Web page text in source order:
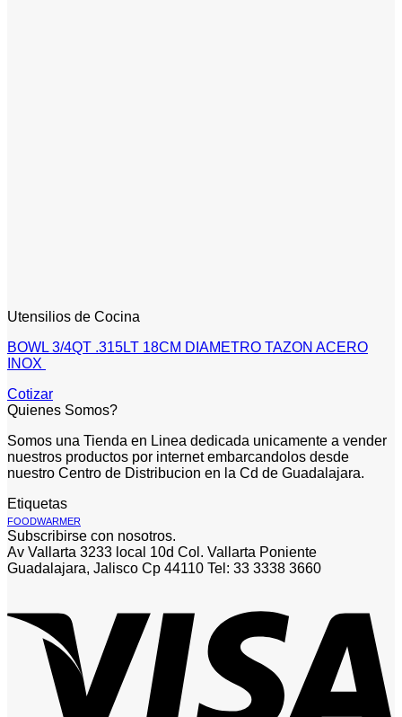
Utensilios de Cocina
BOWL 3/4QT .315LT 18CM DIAMETRO TAZON ACERO
INOX
Cotizar
Quienes Somos?
Somos una Tienda en Linea dedicada unicamente a vender
nuestros productos por internet embarcandolos desde
nuestro Centro de Distribucion en la Cd de Guadalajara.
Etiquetas
FOODWARMER
Subscribirse con nosotros.
Av Vallarta 3233 local 10d Col. Vallarta Poniente
Guadalajara, Jalisco Cp 44110 Tel: 33 3338 3660